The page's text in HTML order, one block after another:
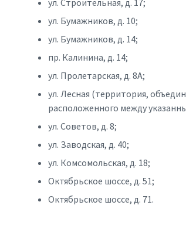
ул. Строительная, д. 17;
ул. Бумажников, д. 10;
ул. Бумажников, д. 14;
пр. Калинина, д. 14;
ул. Пролетарская, д. 8А;
ул. Лесная (территория,
расположенного между
ул. Советов, д. 8;
ул. Заводская, д. 40;
ул. Комсомольская, д. 18;
Октябрьское шоссе, д. 51;
Октябрьское шоссе, д. 71.